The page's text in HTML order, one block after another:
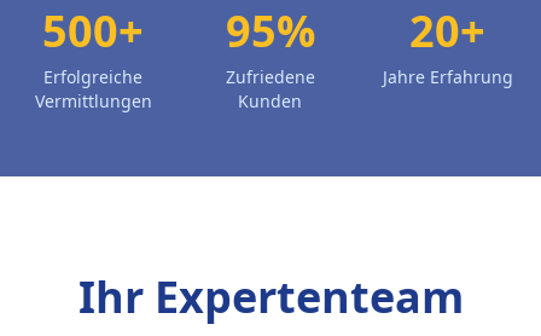
500+
Erfolgreiche
Vermittlungen
95%
Zufriedene
Kunden
20+
Jahre Erfahrung
Ihr Expertenteam